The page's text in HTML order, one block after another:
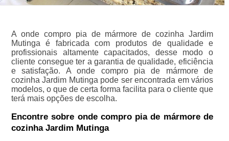
A onde compro pia de mármore de cozinha Jardim
Mutinga é fabricada com produtos de qualidade e
profissionais altamente capacitados, desse modo o
cliente consegue ter a garantia de qualidade, eficiência
e satisfação. A onde compro pia de mármore de
cozinha Jardim Mutinga pode ser encontrada em vários
modelos, o que de certa forma facilita para o cliente que
terá mais opções de escolha.
Encontre sobre onde compro pia de mármore de
cozinha Jardim Mutinga